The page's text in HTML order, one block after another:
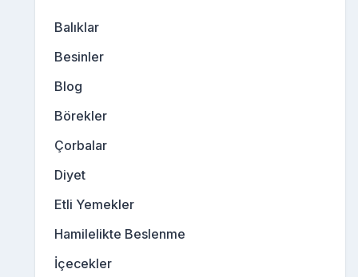
Balıklar
Besinler
Blog
Börekler
Çorbalar
Diyet
Etli Yemekler
Hamilelikte Beslenme
İçecekler